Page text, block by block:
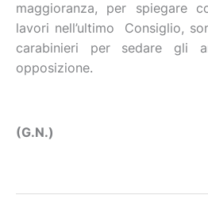
maggioranza, per spiegare
lavori nell’ultimo Consiglio,
carabinieri per sedare gli
opposizione.
(G.N.)